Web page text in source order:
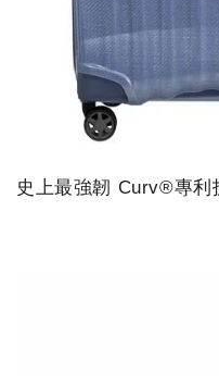
史上最強韌 Curv®專利